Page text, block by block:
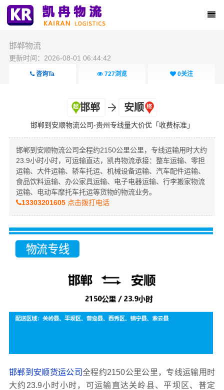
邯郸物流
更新时间：2026-08-01 06:44:42
咨询Ta 727浏览 0关注
邯郸 安顺
邯郸到安顺物流公司-贵州专线量大价优「收费标准」
邯郸到安顺物流公司全程约2150公里公里，专线运输用时大约
23.9小时小时，可运输直达，凯冉物流承接：整车运输、零担
运输、大件运输、轿车托运、机械设备运输、汽车配件运输、
食品饮料运输、办公家具运输、电子电器运输、行李搬家物流
运输、电动车摩托车托运等货物的物流业务。
13303201605点击拨打电话
邯郸到安顺货运公司全程约2150公里公里，专线运输用时
大约23.9小时小时，可运输直达关岭县、平坝区、普定